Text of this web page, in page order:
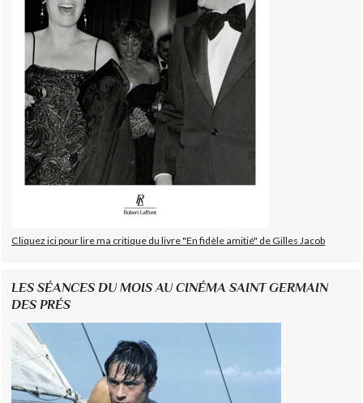
Cliquez ici pour lire ma critique du livre "En fidèle amitié" de Gilles Jacob
LES SÉANCES DU MOIS AU CINÉMA SAINT GERMAIN
DES PRÉS